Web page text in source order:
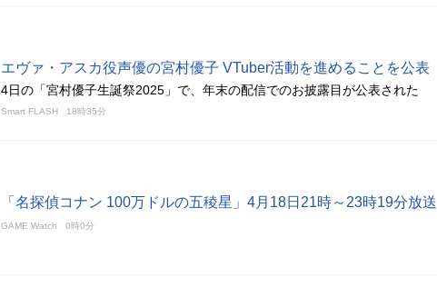
エヴァ・アスカ役声優の宮村優子 VTuber活動を進めることを公表
4日の「宮村優子生誕祭2025」で、年末の配信でのお披露目が公表された
Smart FLASH 18時35分
「名探偵コナン 100万ドルの五稜星」4月18日21時～23時19分放送
GAME Watch 0時0分